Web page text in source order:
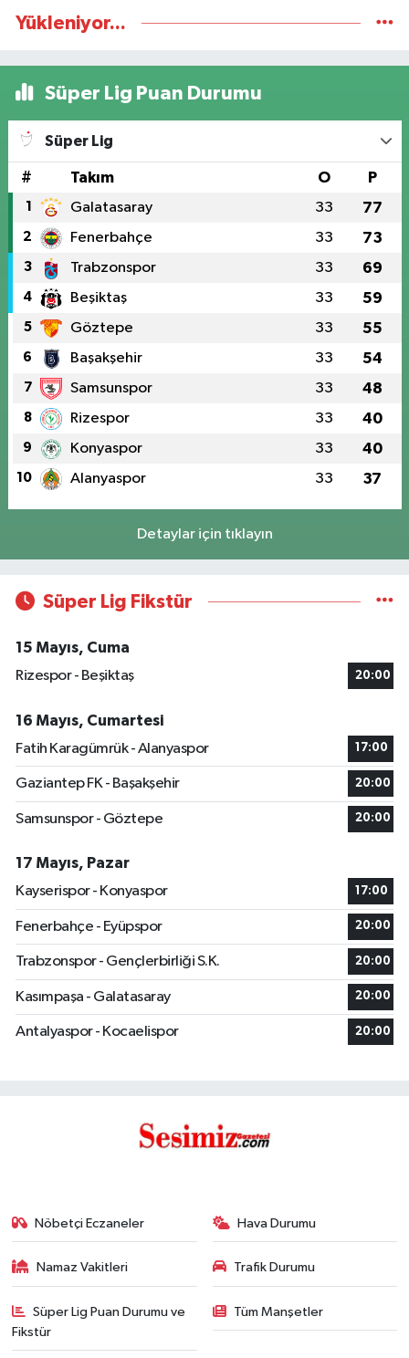
Yükleniyor...
Süper Lig Puan Durumu
Süper Lig
# Takım O P
1 Galatasaray 33 77
2 Fenerbahçe 33 73
3 Trabzonspor 33 69
4 Beşiktaş 33 59
5 Göztepe 33 55
6 Başakşehir 33 54
7 Samsunspor 33 48
8 Rizespor 33 40
9 Konyaspor 33 40
10 Alanyaspor 33 37
Detaylar için tıklayın
Süper Lig Fikstür
15 Mayıs, Cuma
Rizespor - Beşiktaş
20:00
16 Mayıs, Cumartesi
Fatih Karagümrük - Alanyaspor
17:00
Gaziantep FK - Başakşehir 20:00
Samsunspor - Göztepe 20:00
17 Mayıs, Pazar
Kayserispor - Konyaspor
17:00
Fenerbahçe - Eyüpspor 20:00
Trabzonspor - Gençlerbirliği S.K. 20:00
Kasımpaşa - Galatasaray 20:00
Antalyaspor - Kocaelispor 20:00
Nöbetçi Eczaneler Hava Durumu
Namaz Vakitleri Trafik Durumu
Süper Lig Puan Durumu ve
Fikstür
Tüm Manşetler